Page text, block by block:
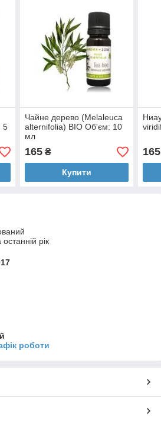
5
Чайне дерево (Melaleuca
alternifolia) BIO Об'єм: 10
мл
165₴
Купити
165
рік
роботи